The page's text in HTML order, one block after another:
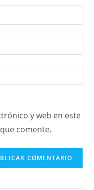
y web en este
comente.